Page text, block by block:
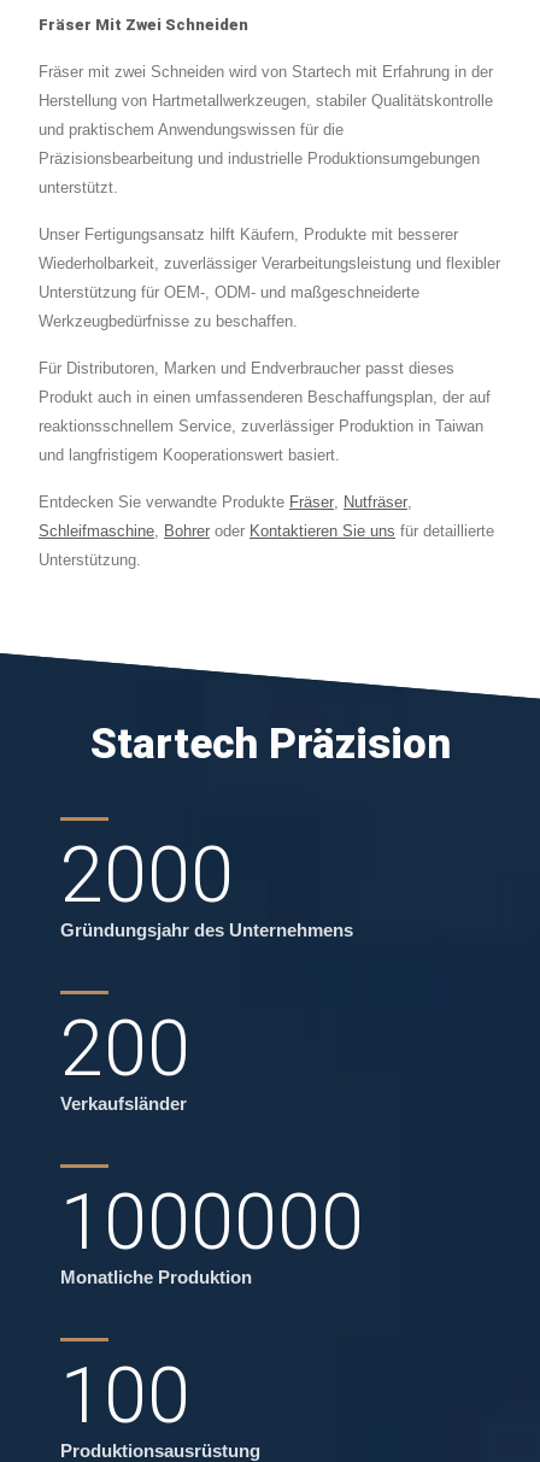
Fräser Mit Zwei Schneiden
Fräser mit zwei Schneiden wird von Startech mit Erfahrung in der
Herstellung von Hartmetallwerkzeugen, stabiler Qualitätskontrolle
und praktischem Anwendungswissen für die
Präzisionsbearbeitung und industrielle Produktionsumgebungen
unterstützt.
Unser Fertigungsansatz hilft Käufern, Produkte mit besserer
Wiederholbarkeit, zuverlässiger Verarbeitungsleistung und flexibler
Unterstützung für OEM-, ODM- und maßgeschneiderte
Werkzeugbedürfnisse zu beschaffen.
Für Distributoren, Marken und Endverbraucher passt dieses
Produkt auch in einen umfassenderen Beschaffungsplan, der auf
reaktionsschnellem Service, zuverlässiger Produktion in Taiwan
und langfristigem Kooperationswert basiert.
Entdecken Sie verwandte Produkte Fräser, Nutfräser,
Schleifmaschine, Bohrer oder Kontaktieren Sie uns für detaillierte
Unterstützung.
Startech Präzision
2000
Gründungsjahr des Unternehmens
200
Verkaufsländer
1000000
Monatliche Produktion
100
Produktionsausrüstung